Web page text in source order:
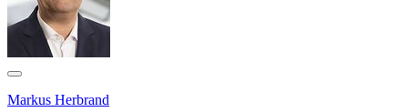
Markus Herbrand